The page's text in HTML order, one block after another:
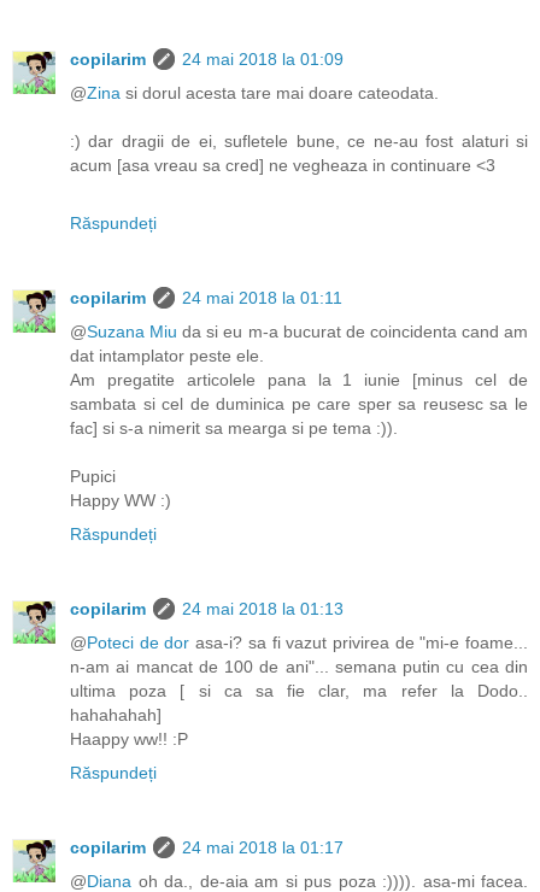
copilarim
24 mai 2018 la 01:09
@Zina si dorul acesta tare mai doare cateodata.
:) dar dragii de ei, sufletele bune, ce ne-au fost alaturi si
acum [asa vreau sa cred] ne vegheaza in continuare <3
Răspundeți
copilarim
24 mai 2018 la 01:11
@Suzana Miu da si eu m-a bucurat de coincidenta cand am
dat intamplator peste ele.
Am pregatite articolele pana la 1 iunie [minus cel de
sambata si cel de duminica pe care sper sa reusesc sa le
fac] si s-a nimerit sa mearga si pe tema :)).
Pupici
Happy WW :)
Răspundeți
copilarim
24 mai 2018 la 01:13
@Poteci de dor asa-i? sa fi vazut privirea de "mi-e foame...
n-am ai mancat de 100 de ani"... semana putin cu cea din
ultima poza [ si ca sa fie clar, ma refer la Dodo..
hahahahah]
Haappy ww!! :P
Răspundeți
copilarim
24 mai 2018 la 01:17
@Diana oh da., de-aia am si pus poza :)))). asa-mi facea.